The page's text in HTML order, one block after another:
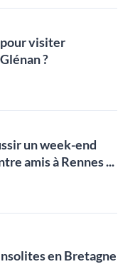
visiter
?
un week-end
amis à Rennes ...
en Bretagne